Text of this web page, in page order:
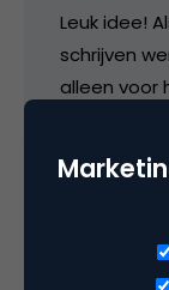
Leuk idee!
schrijven
alleen voor
28